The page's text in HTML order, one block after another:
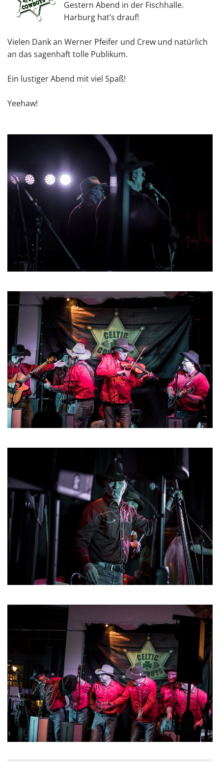
Gestern Abend in der Fischhalle.
Harburg hat’s drauf!
Vielen Dank an Werner Pfeifer und Crew und natürlich
an das sagenhaft tolle Publikum.
Ein lustiger Abend mit viel Spaß!
Yeehaw!